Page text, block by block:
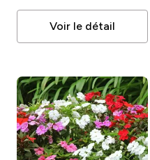
Voir le détail